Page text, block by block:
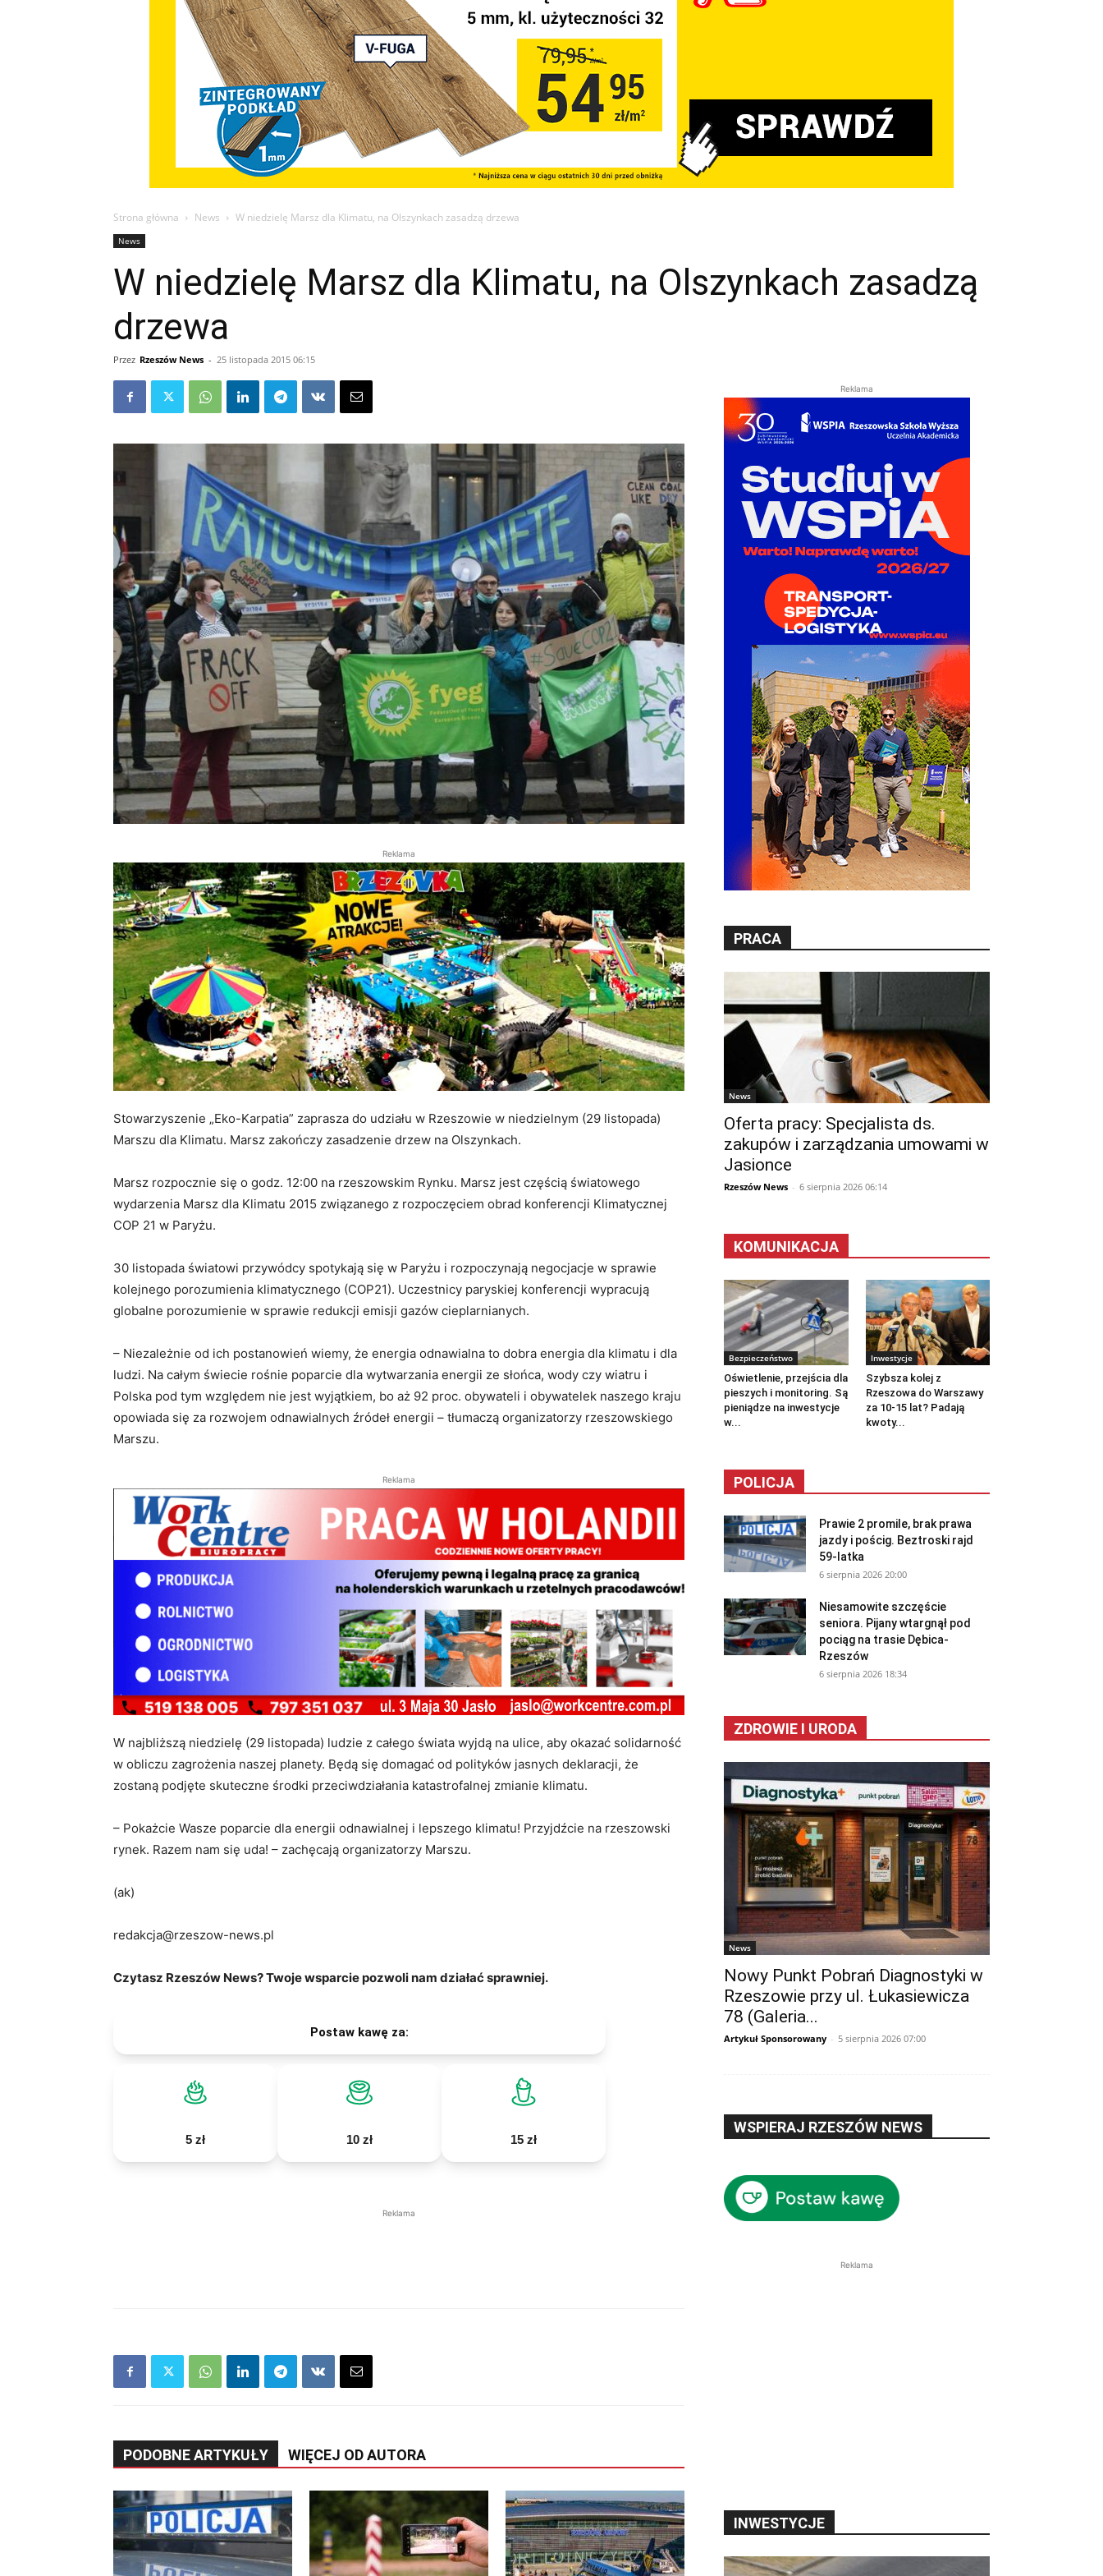
Strona główna News W niedzielę Marsz dla Klimatu, na Olszynkach zasadzą drzewa
News
W niedzielę Marsz dla Klimatu, na Olszynkach zasadzą
drzewa
Przez Rzeszów News - 25 listopada 2015 06:15
Reklama
Stowarzyszenie „Eko-Karpatia” zaprasza do udziału w Rzeszowie w niedzielnym (29 listopada)
Marszu dla Klimatu. Marsz zakończy zasadzenie drzew na Olszynkach.
Marsz rozpocznie się o godz. 12:00 na rzeszowskim Rynku. Marsz jest częścią światowego
wydarzenia Marsz dla Klimatu 2015 związanego z rozpoczęciem obrad konferencji Klimatycznej
COP 21 w Paryżu.
30 listopada światowi przywódcy spotykają się w Paryżu i rozpoczynają negocjacje w sprawie
kolejnego porozumienia klimatycznego (COP21). Uczestnicy paryskiej konferencji wypracują
globalne porozumienie w sprawie redukcji emisji gazów cieplarnianych.
– Niezależnie od ich postanowień wiemy, że energia odnawialna to dobra energia dla klimatu i dla
ludzi. Na całym świecie rośnie poparcie dla wytwarzania energii ze słońca, wody czy wiatru i
Polska pod tym względem nie jest wyjątkiem, bo aż 92 proc. obywateli i obywatelek naszego kraju
opowiada się za rozwojem odnawialnych źródeł energii – tłumaczą organizatorzy rzeszowskiego
Marszu.
Reklama
W najbliższą niedzielę (29 listopada) ludzie z całego świata wyjdą na ulice, aby okazać solidarność
w obliczu zagrożenia naszej planety. Będą się domagać od polityków jasnych deklaracji, że
zostaną podjęte skuteczne środki przeciwdziałania katastrofalnej zmianie klimatu.
– Pokażcie Wasze poparcie dla energii odnawialnej i lepszego klimatu! Przyjdźcie na rzeszowski
rynek. Razem nam się uda! – zachęcają organizatorzy Marszu.
(ak)
redakcja@rzeszow-news.pl
Czytasz Rzeszów News? Twoje wsparcie pozwoli nam działać sprawniej.
Postaw kawę za:
5 zł 10 zł 15 zł
Reklama
PODOBNE ARTYKUŁY WIĘCEJ OD AUTORA
Reklama
PRACA
News
Oferta pracy: Specjalista ds.
zakupów i zarządzania umowami w
Jasionce
Rzeszów News - 6 sierpnia 2026 06:14
KOMUNIKACJA
Bezpieczeństwo
Oświetlenie, przejścia dla
pieszych i monitoring. Są
pieniądze na inwestycje
w...
Inwestycje
Szybsza kolej z
Rzeszowa do Warszawy
za 10-15 lat? Padają
kwoty...
POLICJA
Prawie 2 promile, brak prawa
jazdy i pościg. Beztroski rajd
59-latka
6 sierpnia 2026 20:00
Niesamowite szczęście
seniora. Pijany wtargnął pod
pociąg na trasie Dębica-
Rzeszów
6 sierpnia 2026 18:34
ZDROWIE I URODA
News
Nowy Punkt Pobrań Diagnostyki w
Rzeszowie przy ul. Łukasiewicza
78 (Galeria...
Artykuł Sponsorowany - 5 sierpnia 2026 07:00
WSPIERAJ RZESZÓW NEWS
Reklama
INWESTYCJE